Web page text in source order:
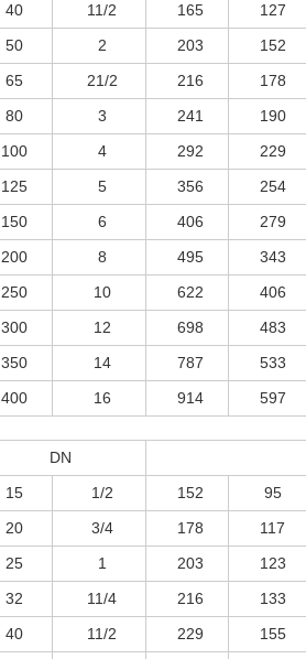
40
11/2 165 127
50
2 203 152
65
21/2 216 178
80
3 241 190
100
4 292 229
125
5 356 254
150
6 406 279
200
8 495 343
250
10 622 406
300
12 698 483
350
14 787 533
400
16 914 597
DN
15
1/2 152 95
20
3/4 178 117
25
1 203 123
32
11/4 216 133
40
11/2 229 155